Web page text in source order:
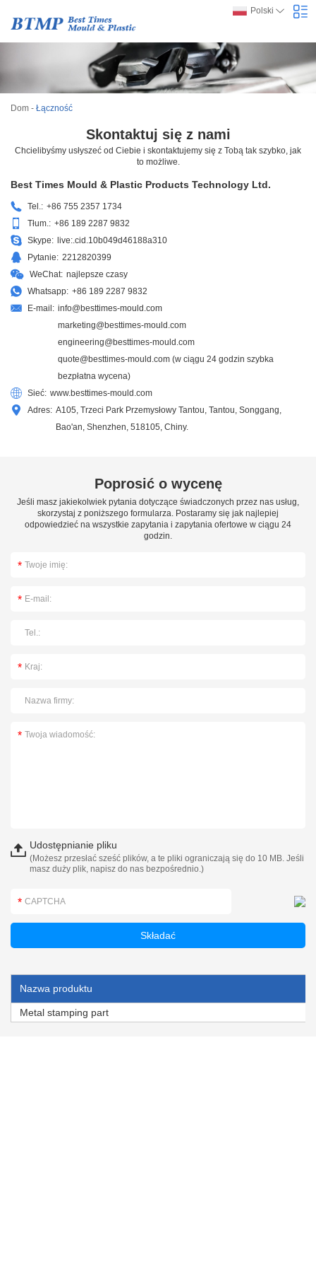
Polski
Dom - Łączność
Skontaktuj się z nami
Chcielibyśmy usłyszeć od Ciebie i skontaktujemy się z Tobą tak szybko, jak
to możliwe.
Best Times Mould & Plastic Products Technology Ltd.
Tel.: +86 755 2357 1734
Tłum.: +86 189 2287 9832
Skype: live:.cid.10b049d46188a310
Pytanie: 2212820399
WeChat: najlepsze czasy
Whatsapp: +86 189 2287 9832
E-mail: info@besttimes-mould.com
marketing@besttimes-mould.com
engineering@besttimes-mould.com
quote@besttimes-mould.com (w ciągu 24 godzin szybka
bezpłatna wycena)
Sieć: www.besttimes-mould.com
Adres: A105, Trzeci Park Przemysłowy Tantou, Tantou, Songgang,
Bao'an, Shenzhen, 518105, Chiny.
Poprosić o wycenę
Jeśli masz jakiekolwiek pytania dotyczące świadczonych przez nas usług,
skorzystaj z poniższego formularza. Postaramy się jak najlepiej
odpowiedzieć na wszystkie zapytania i zapytania ofertowe w ciągu 24
godzin.
Udostępnianie pliku
(Możesz przesłać sześć plików, a te pliki ograniczają się do 10 MB. Jeśli
masz duży plik, napisz do nas bezpośrednio.)
Nazwa produktu
Metal stamping part